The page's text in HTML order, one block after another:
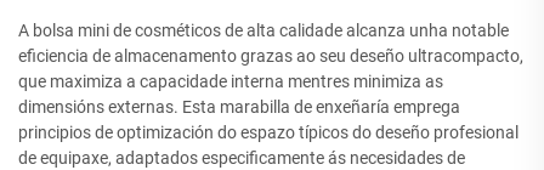
A bolsa mini de cosméticos de alta calidade alcanza unha notable
eficiencia de almacenamento grazas ao seu deseño ultracompacto,
que maximiza a capacidade interna mentres minimiza as
dimensións externas. Esta marabilla de enxeñaría emprega
principios de optimización do espazo típicos do deseño profesional
de equipaxe, adaptados especificamente ás necesidades de